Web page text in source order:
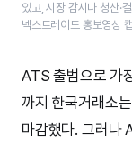
있고, 시장 감시나 청산·
넥스트레이드 홍보영상
ATS 출범으로 가
까지 한국거래소
마감했다. 그러나